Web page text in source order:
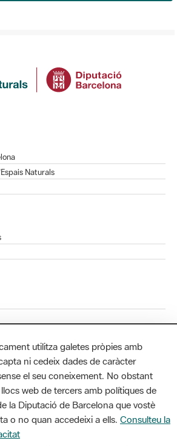
Naturals
utilitza galetes pròpies amb
ni cedeix dades de caràcter
el seu coneixement. No obstant
web de tercers amb polítiques de
la Diputació de Barcelona que vostè
o no quan accedeixi a ells. Consulteu la